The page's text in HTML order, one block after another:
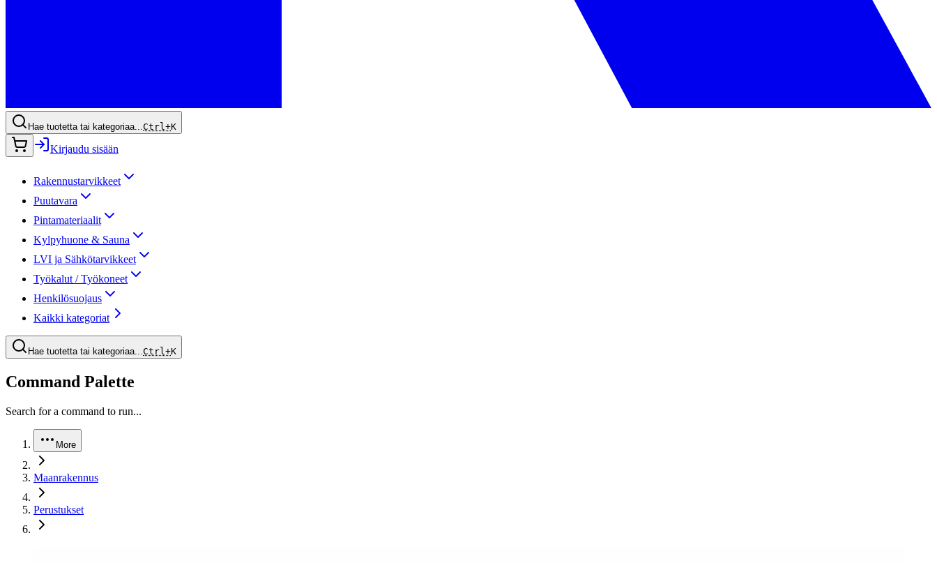
Hae tuotetta tai kategoriaa... Ctrl+K
Kirjaudu sisään
Rakennustarvikkeet
Puutavara
Pintamateriaalit
Kylpyhuone & Sauna
LVI ja Sähkötarvikkeet
Työkalut / Työkoneet
Henkilösuojaus
Kaikki kategoriat
Hae tuotetta tai kategoriaa... Ctrl+K
Command Palette
Search for a command to run...
More
Maanrakennus
Perustukset